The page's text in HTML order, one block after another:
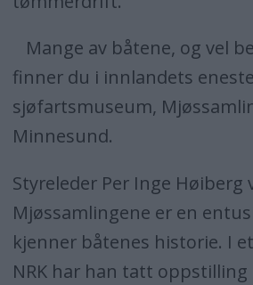
Mange av båtene, og vel
finner du i innlandets eneste
sjøfartsmuseum,
Minnesund.
Styreleder Per Inge Høiberg
Mjøssamlingene er en
kjenner båtenes historie. I
NRK har han tatt oppstilling